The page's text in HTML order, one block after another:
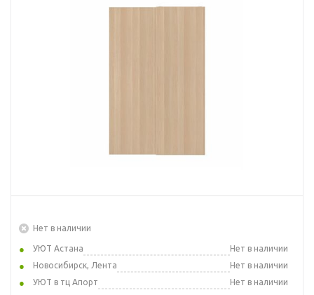
Нет в наличии
УЮТ Астана
Нет в наличии
Новосибирск, Лента
Нет в наличии
УЮТ в тц Апорт
Нет в наличии